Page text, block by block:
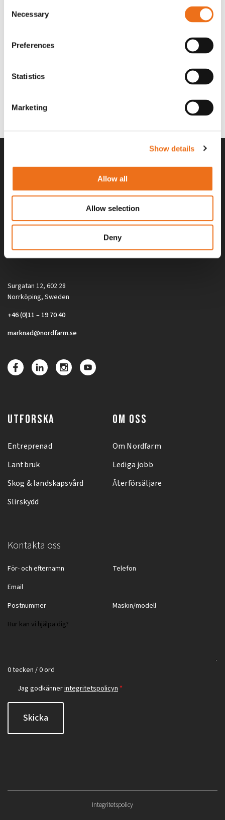
Selection
Necessary
Preferences
Statistics
Marketing
Show details
Allow all
Allow selection
Deny
Lägg till i varukorg
Rotor teeth 8t/6k 7.5Gr/8 R6/14 Rotor teeth 8t/6k 0Gr/8 R6/14
Alla priser på tillbehör och tillval gäller vid köp av ny maskin. Priserna
gäller inte vid köp av enskild produkt, till exempel
Surgatan 12, 602 28
Norrköping, Sweden
+46 (0)11 – 19 70 40
marknad@nordfarm.se
UTFORSKA
Entreprenad
Lantbruk
Skog & landskapsvård
Slirskydd
OM OSS
Om Nordfarm
Lediga jobb
Återförsäljare
Kontakta oss
0 tecken / 0 ord
Jag godkännerintegritetspolicyn *
Skicka
Integritetspolicy